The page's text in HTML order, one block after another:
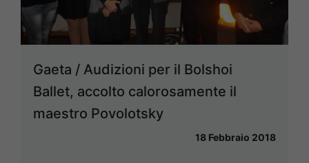
Gaeta / Audizioni per il Bolshoi
Ballet, accolto calorosamente il
maestro Povolotsky
18 Febbraio 2018